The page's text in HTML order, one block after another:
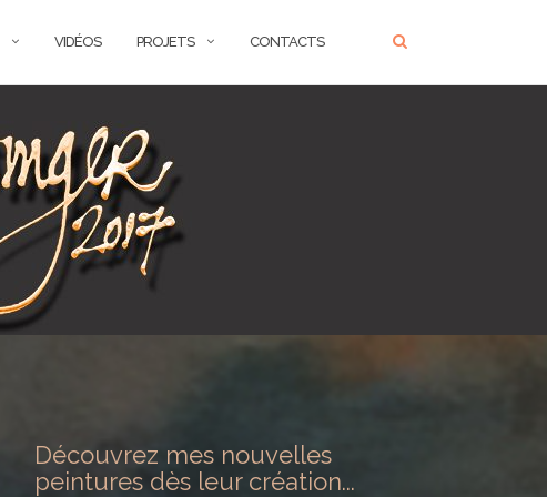
VIDÉOS PROJETS CONTACTS
Découvrez mes nouvelles
peintures dès leur création...